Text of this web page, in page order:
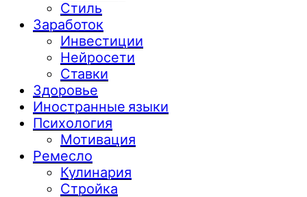
Стиль
Заработок
Инвестиции
Нейросети
Ставки
Здоровье
Иностранные языки
Психология
Мотивация
Ремесло
Кулинария
Стройка